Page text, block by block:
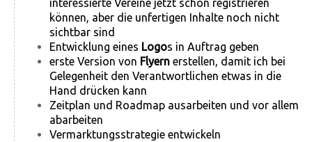
interessierte Vereine jetzt schon registrieren
können, aber die unfertigen Inhalte noch nicht
sichtbar sind
Entwicklung eines Logos in Auftrag geben
erste Version von Flyern erstellen, damit ich bei
Gelegenheit den Verantwortlichen etwas in die
Hand drücken kann
Zeitplan und Roadmap ausarbeiten und vor allem
abarbeiten
Vermarktungsstrategie entwickeln